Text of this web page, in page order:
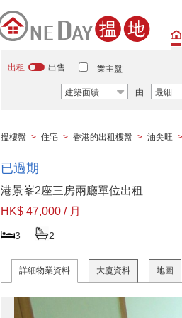
出租 出售 業主盤
建築面績 由 最細
搵樓盤 > 住宅 > 香港的出租樓盤 > 油尖旺 >
已過期
港景峯2座三房兩廳單位出租
HK$ 47,000 / 月
3 2
詳細物業資料 大廈資料 地圖